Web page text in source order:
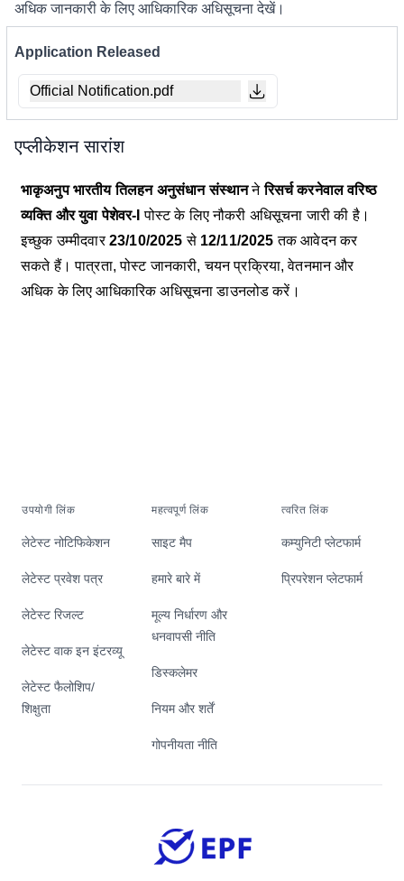
अधिक जानकारी के लिए आधिकारिक अधिसूचना देखें।
Application Released
Official Notification.pdf
एप्लीकेशन सारांश
भाकृअनुप भारतीय तिलहन अनुसंधान संस्थाननेरिसर्च करनेवाल वरिष्ठ
व्यक्ति और युवा पेशेवर-I पोस्ट के लिए नौकरी अधिसूचना जारी की है।
इच्छुक उम्मीदवार23/10/2025 से 12/11/2025 तक आवेदन कर
सकते हैं। पात्रता, पोस्ट जानकारी, चयन प्रक्रिया, वेतनमान और
अधिक के लिए आधिकारिक अधिसूचना डाउनलोड करें।
उपयोगी लिंक
लेटेस्ट नोटिफिकेशन
लेटेस्ट प्रवेश पत्र
लेटेस्ट रिजल्ट
लेटेस्ट वाक इन इंटरव्यू
लेटेस्ट फैलोशिप/
शिक्षुता
महत्वपूर्ण लिंक
साइट मैप
हमारे बारे में
मूल्य निर्धारण और
धनवापसी नीति
डिस्कलेमर
नियम और शर्तें
गोपनीयता नीति
त्वरित लिंक
कम्युनिटी प्लेटफार्म
प्रिपरेशन प्लेटफार्म